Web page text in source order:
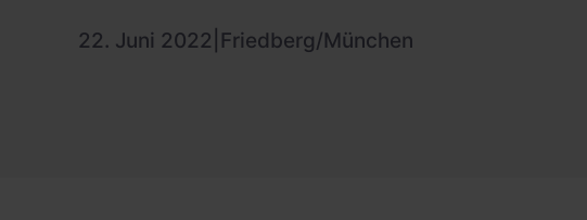
22. Juni 2022 Friedberg/München